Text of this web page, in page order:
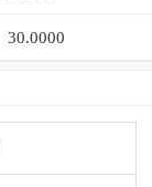
30.0000